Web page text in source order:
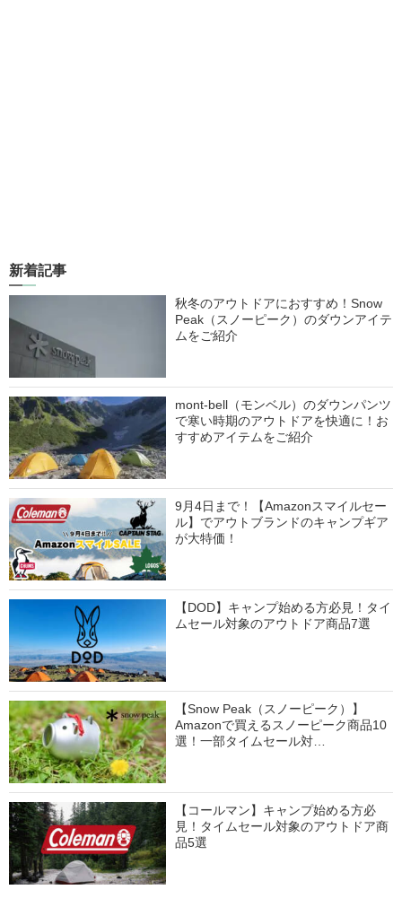
新着記事
秋冬のアウトドアにおすすめ！Snow
Peak（スノーピーク）のダウンアイテ
ムをご紹介
mont-bell（モンベル）のダウンパンツ
で寒い時期のアウトドアを快適に！お
すすめアイテムをご紹介
9月4日まで！【Amazonスマイルセー
ル】でアウトブランドのキャンプギア
が大特価！
【DOD】キャンプ始める方必見！タイ
ムセール対象のアウトドア商品7選
【Snow Peak（スノーピーク）】
Amazonで買えるスノーピーク商品10
選！一部タイムセール対…
【コールマン】キャンプ始める方必
見！タイムセール対象のアウトドア商
品5選